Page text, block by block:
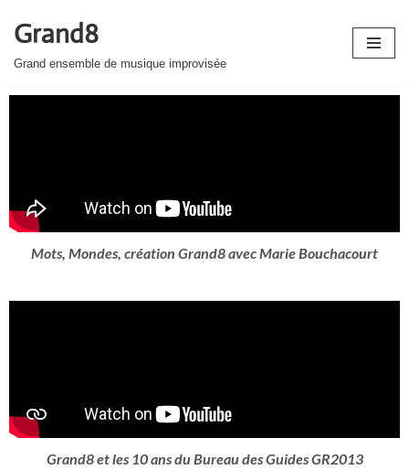
au
contenu
Grand8
Grand ensemble de musique improvisée
Mots, Mondes, création Grand8 avec Marie Bouchacourt
Grand8 et les 10 ans du Bureau des Guides GR2013